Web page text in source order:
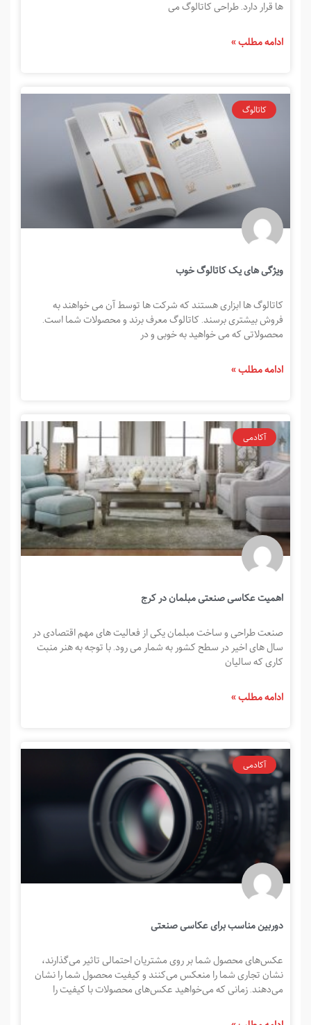
ها قرار دارد. طراحی کاتالوگ می
ادامه مطلب »
کاتالوگ
ویژگی های یک کاتالوگ خوب
کاتالوگ ها ابزاری هستند که شرکت ها توسط آن می خواهند به
فروش بیشتری برسند. کاتالوگ معرف برند و محصولات شما است.
محصولاتی که می خواهید به خوبی و در
ادامه مطلب »
آکادمی
اهمیت عکاسی صنعتی مبلمان در کرج
صنعت طراحی و ساخت مبلمان یکی از فعالیت های مهم اقتصادی در
سال های اخیر در سطح کشور به شمار می رود. با توجه به هنر منبت
کاری که سالیان
ادامه مطلب »
آکادمی
دوربین مناسب برای عکاسی صنعتی
عکس‌های محصول شما بر روی مشتریان احتمالی تاثیر می‌گذارند،
نشان تجاری شما را منعکس می‌کنند و کیفیت محصول شما را نشان
می‌دهند. زمانی که می‌خواهید عکس‌های محصولات با کیفیت را